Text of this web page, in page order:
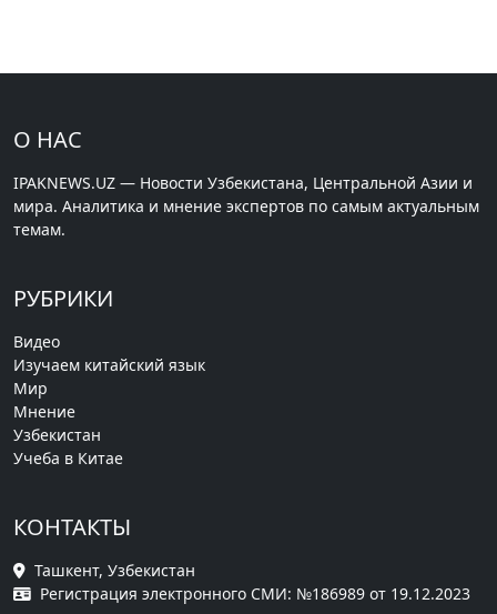
О НАС
IPAKNEWS.UZ — Новости Узбекистана, Центральной Азии и
мира. Аналитика и мнение экспертов по самым актуальным
темам.
РУБРИКИ
Видео
Изучаем китайский язык
Мир
Мнение
Узбекистан
Учеба в Китае
КОНТАКТЫ
Ташкент, Узбекистан
Регистрация электронного СМИ: №186989 от 19.12.2023